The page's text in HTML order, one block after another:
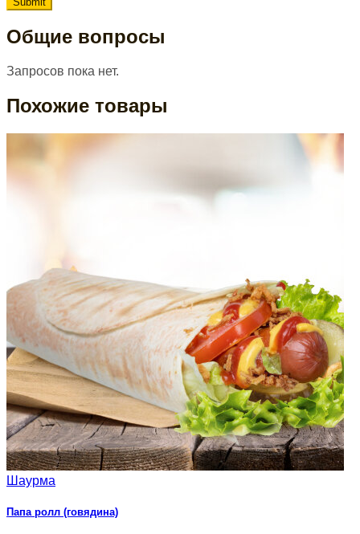
Общие вопросы
Запросов пока нет.
Похожие товары
Шаурма
Папа ролл (говядина)